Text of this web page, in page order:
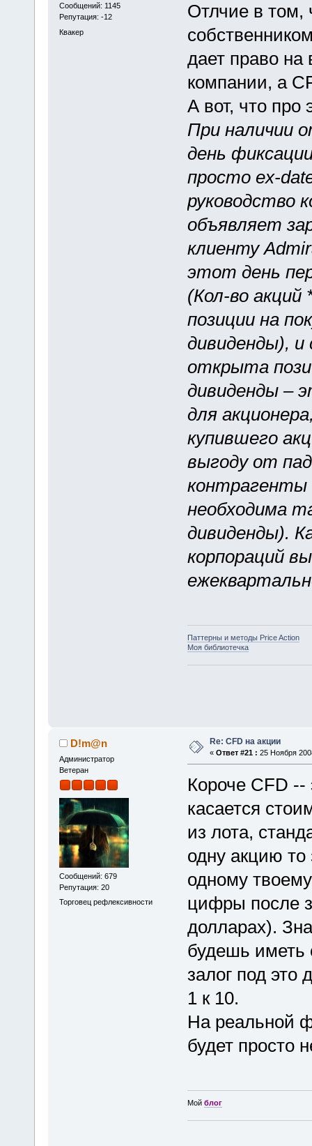
Сообщений: 1145
Репутация: -12
Квакер
Отлчие в том,
дает право
компании, а
А вот, что
При наличии
день
просто ex-
руководство
объявляет
клиенту
этот день
(Кол-во акций
позиции на
дивиденды),
открыта
дивиденды –
для
купившего
выгоду от
контрагенты
необходима
дивиденды).
корпораций
Паттерны и методы Price Action
Моя библиотечка
D!m@n
Администратор
Ветеран
Сообщений: 679
Репутация: 20
Торговец рефлексивности
Re: CFD на акции
« Ответ #21 : 25 Ноября
Короче CFD --
касается
из лота,
одну акцию то
одному
цифры после
долларах).
будешь иметь
залог под это
1 к 10.
На реальной
будет просто
Мой блог